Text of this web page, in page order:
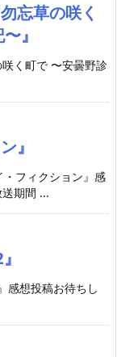
忘草の咲く
』
く町で 〜安曇野診
』
フィクション』感
期間 ...
感想投稿お待ちし